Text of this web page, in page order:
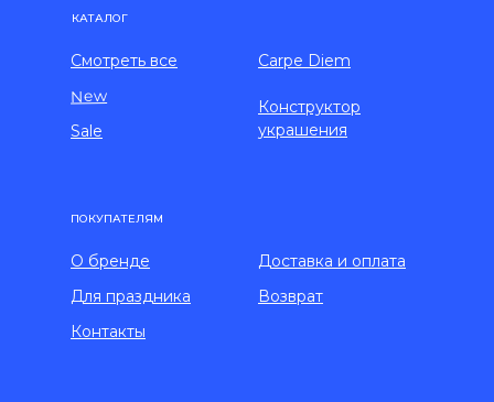
О бренде
Доставка и оплата
Возврат
КАТАЛОГ
ПОКУПАТЕЛЯМ
Carpe Diem
Смотреть все
New
Sale
Контакты
Для праздника
Конструктор
украшения